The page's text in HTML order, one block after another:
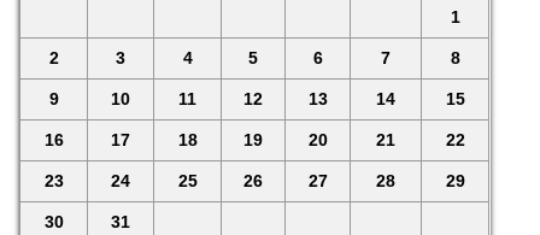
1
2 3 4 5 6 7 8
9 10 11 12 13 14 15
16 17 18 19 20 21 22
23 24 25 26 27 28 29
30 31